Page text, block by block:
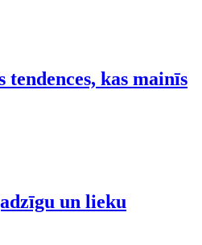
tendences, kas mainīs
un lieku